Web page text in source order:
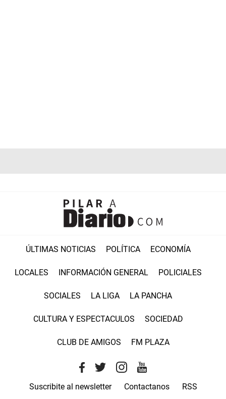
ÚLTIMAS NOTICIAS POLÍTICA ECONOMÍA
LOCALES INFORMACIÓN GENERAL POLICIALES
SOCIALES LA LIGA LA PANCHA
CULTURA Y ESPECTACULOS SOCIEDAD
CLUB DE AMIGOS FM PLAZA
Suscribite al newsletter Contactanos RSS